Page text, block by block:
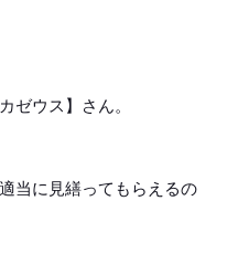
ゼウス】さん。
当に見繕ってもらえるの